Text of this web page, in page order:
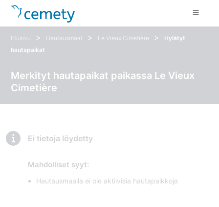
Etusivu > Hautausmaat > Le Vieux Cimetière >
Hylätyt
hautapaikat
Merkityt hautapaikat paikassa Le Vieux
Cimetière
Ei tietoja löydetty
Mahdolliset syyt:
Hautausmaalla ei ole aktiivisia hautapaikkoja